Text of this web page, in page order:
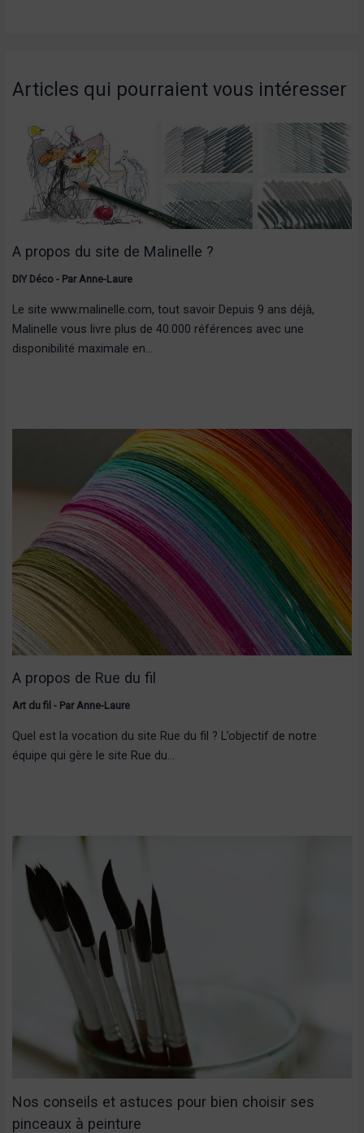
Articles qui pourraient vous intéresser
A propos du site de Malinelle ?
DIY Déco- ParAnne-Laure
Le site www.malinelle.com, tout savoir Depuis 9 ans déjà,
Malinelle vous livre plus de 40.000 références avec une
disponibilité maximale en…
A propos de Rue du fil
Art du fil - ParAnne-Laure
Quel est la vocation du site Rue du fil ? L’objectif de notre
équipe qui gère le site Rue du…
Nos conseils et astuces pour bien choisir ses
pinceaux à peinture